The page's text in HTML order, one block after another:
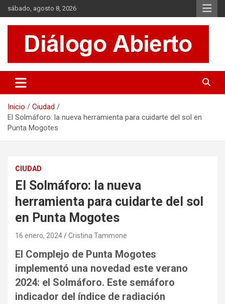
Saltar
al
contenido
sábado, agosto 8, 2026
Diálogo Abierto
Se tratan diversos temas de actualidad buscando hacer un
aporte a la sociedad, brindando información relevante de lo que
Inicio
Ciudad
El Solmáforo: la nueva herramienta para cuidarte del sol en
Punta Mogotes
CIUDAD
El Solmáforo: la nueva
herramienta para cuidarte del sol
en Punta Mogotes
16 enero, 2024 Cristina Tammone
El Complejo de Punta Mogotes
implementó una novedad este verano
2024: el Solmáforo. Este semáforo
indicador del índice de radiación